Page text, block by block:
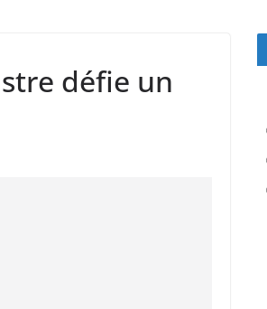
défie un